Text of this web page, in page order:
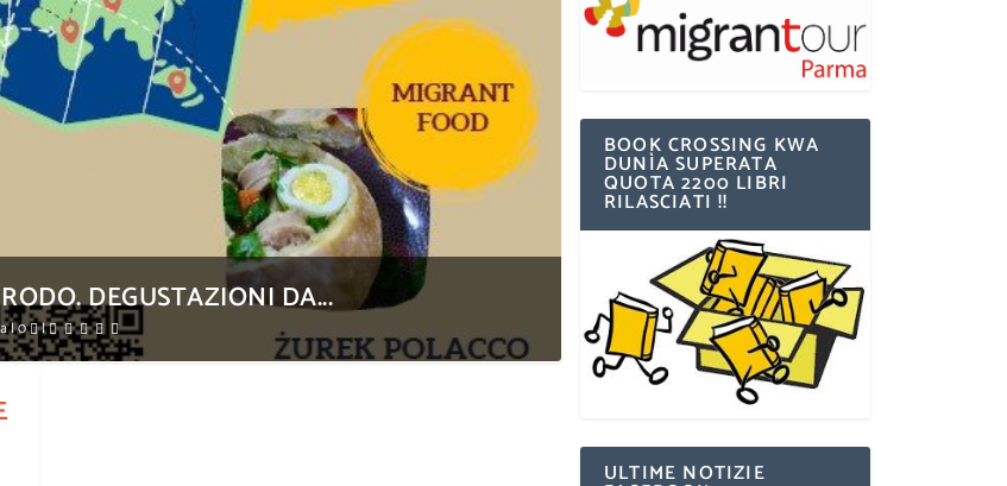
DEGUSTAZIONI DA...
|0 |
BOOK CROSSING KWA
DUNÌA SUPERATA
QUOTA 2200 LIBRI
RILASCIATI !!
ULTIME NOTIZIE